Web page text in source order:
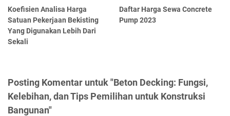
Koefisien Analisa Harga
Satuan Pekerjaan Bekisting
Yang Digunakan Lebih Dari
Sekali
Daftar Harga Sewa Concrete
Pump 2023
Posting Komentar untuk "Beton Decking: Fungsi,
Kelebihan, dan Tips Pemilihan untuk Konstruksi
Bangunan"